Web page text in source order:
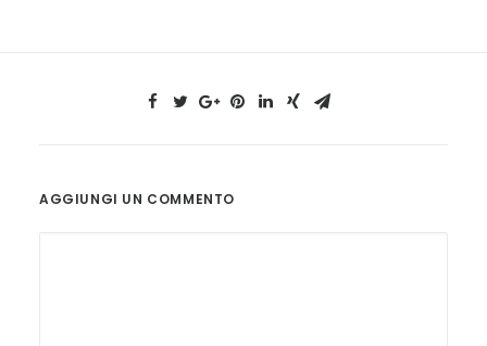
AGGIUNGI UN COMMENTO